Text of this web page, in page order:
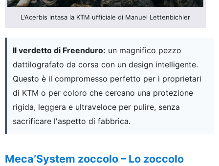
L'Acerbis intasa la KTM ufficiale di Manuel Lettenbichler
Il verdetto di Freenduro: un magnifico pezzo
dattilografato da corsa con un design intelligente.
Questo è il compromesso perfetto per i proprietari
di KTM o per coloro che cercano una protezione
rigida, leggera e ultraveloce per pulire, senza
sacrificare l'aspetto di fabbrica.
Meca’System zoccolo – Lo zoccolo